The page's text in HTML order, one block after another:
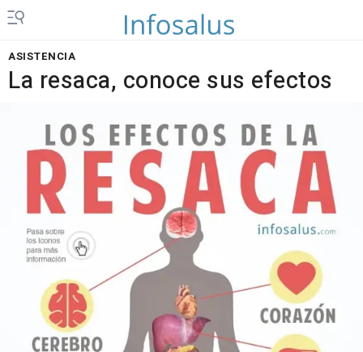
ASISTENCIA
La resaca, conoce sus efectos